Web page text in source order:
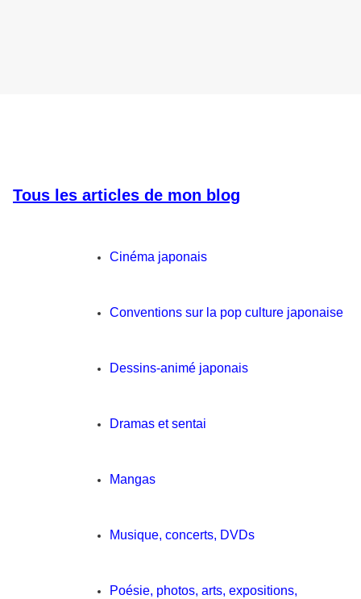
Tous les articles de mon blog
Cinéma japonais
Conventions sur la pop culture japonaise
Dessins-animé japonais
Dramas et sentai
Mangas
Musique, concerts, DVDs
Poésie, photos, arts, expositions,